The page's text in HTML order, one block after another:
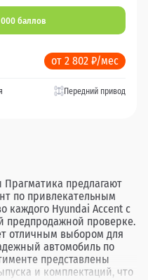
баллов
от 2 802 ₽/мес
Передний привод
предлагают
по привлекательным
каждого Hyundai Accent с
предпродажной проверке.
отличным выбором для
автомобиль по
представлены
и комплектаций, что